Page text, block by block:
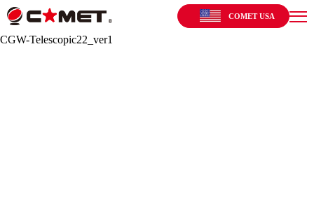
COMET USA
CGW-Telescopic22_ver1